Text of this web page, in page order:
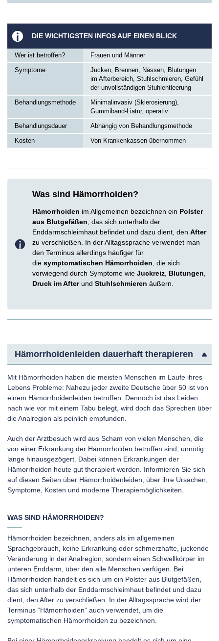
DIE WICHTIGSTEN INFOS AUF EINEN BLICK
Wer ist betroffen?
Frauen und Männer
Symptome
Jucken, Brennen, Nässen, Blutungen
im Afterbereich, Stuhlschmieren, Gefühl
der unvollständigen Stuhlentleerung
Behandlungsmethode
Minimalinvasiv (Sklerosierung),
Gummiband-Liatur, operativ
Behandlungsdauer
Abhängig von Behandlungsmethode
Kosten
Von Krankenkassen übernommen
Was sind Hämorrhoiden?
Hämorrhoiden im Allgemeinen bezeichnen ein Polster
aus Blutgefäßen , das sich unterhalb der
Enddarmschleimhaut befindet und dazu dient, den After
zu verschließen. In der Alltagssprache verwendet man
den Terminus allerdings häufiger für
die symptomatischen Hämorrhoiden , die sich
vorwiegend durch Symptome wie Juckreiz Blutungen
Druck im After und Stuhlschmieren äußern.
Hämorrhoidenleiden dauerhaft therapieren
Mit Hämorrhoiden haben die meisten Menschen im Laufe ihres
Lebens Probleme: Nahezu jeder zweite Deutsche über 50 ist von
einem Hämorrhoidenleiden betroffen. Dennoch ist das Leiden
nach wie vor mit einem Tabu belegt, wird doch das Sprechen über
die Analregion als peinlich empfunden.
Auch der Arztbesuch wird aus Scham von vielen Menschen, die
von einer Erkrankung der Hämorrhoiden betroffen sind, unnötig
lange hinausgezögert. Dabei können Erkrankungen der
Hämorrhoiden heute gut therapiert werden. Informieren Sie sich
auf diesen Seiten über Hämorrhoidenleiden, über ihre Ursachen,
Symptome, Kosten und moderne Therapiemöglichkeiten.
WAS SIND HÄMORRHOIDEN?
Hämorrhoiden bezeichnen, anders als im allgemeinen
Sprachgebrauch, keine Erkrankung oder schmerzhafte, juckende
Veränderung in der Analregion, sondern einen Schwellkörper im
unteren Enddarm, über den alle Menschen verfügen. Bei
Hämorrhoiden handelt es sich um ein Polster aus Blutgefäßen,
das sich unterhalb der Enddarmschleimhaut befindet und dazu
dient, den After zu verschließen. In der Alltagssprache wird der
Terminus “Hämorrhoiden” auch verwendet, um die
symptomatischen Hämorrhoiden zu bezeichnen.